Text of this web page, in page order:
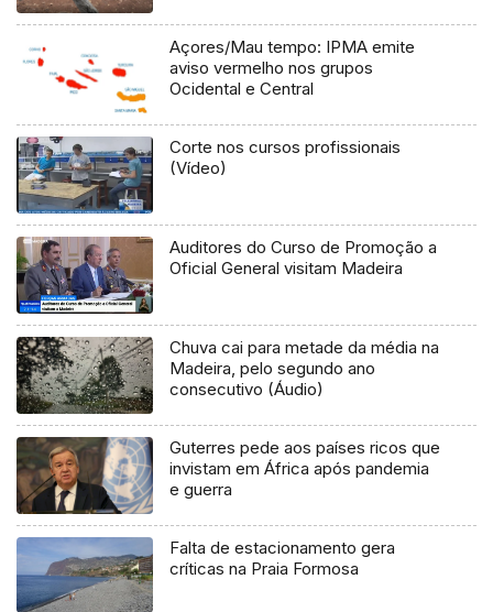
Açores/Mau tempo: IPMA emite
aviso vermelho nos grupos
Ocidental e Central
Corte nos cursos profissionais
(Vídeo)
Auditores do Curso de Promoção a
Oficial General visitam Madeira
Chuva cai para metade da média na
Madeira, pelo segundo ano
consecutivo (Áudio)
Guterres pede aos países ricos que
invistam em África após pandemia
e guerra
Falta de estacionamento gera
críticas na Praia Formosa